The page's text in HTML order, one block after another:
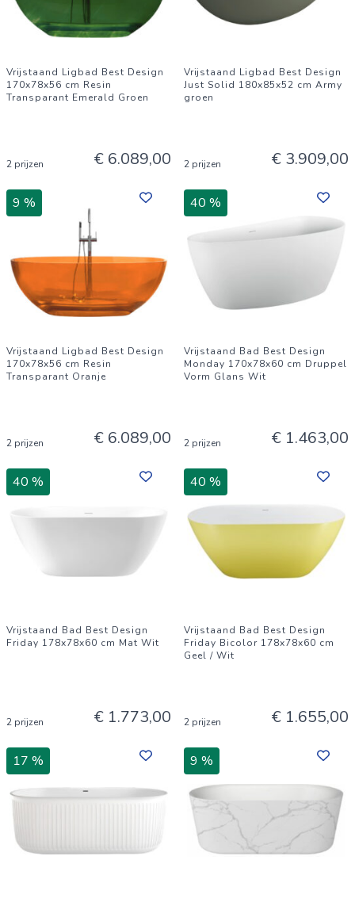
Vrijstaand Ligbad Best Design
170x78x56 cm Resin
Transparant Emerald Groen
2 prijzen € 6.089,00
Vrijstaand Ligbad Best Design
Just Solid 180x85x52 cm Army
groen
2 prijzen € 3.909,00
9 %
Vrijstaand Ligbad Best Design
170x78x56 cm Resin
Transparant Oranje
2 prijzen € 6.089,00
40 %
Vrijstaand Bad Best Design
Monday 170x78x60 cm Druppel
Vorm Glans Wit
2 prijzen € 1.463,00
40 %
Vrijstaand Bad Best Design
Friday 178x78x60 cm Mat Wit
2 prijzen € 1.773,00
40 %
Vrijstaand Bad Best Design
Friday Bicolor 178x78x60 cm
Geel / Wit
2 prijzen € 1.655,00
17 % 9 %